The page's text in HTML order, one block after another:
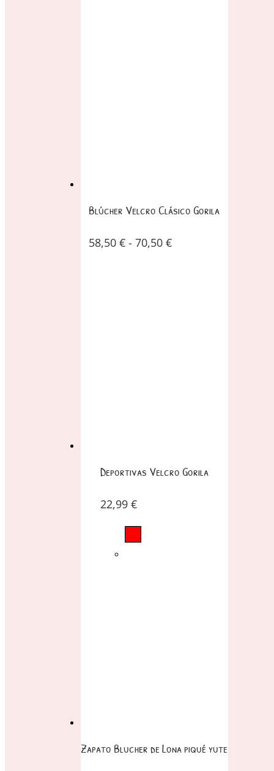
Blúcher Velcro Clásico Gorila
58,50 € - 70,50 €
Deportivas Velcro Gorila
22,99 €
Zapato Blucher de Lona piqué yute